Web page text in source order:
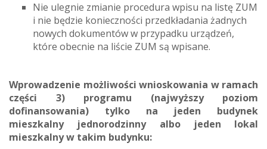
Nie ulegnie zmianie procedura wpisu na listę ZUM
i nie będzie konieczności przedkładania żadnych
nowych dokumentów w przypadku urządzeń,
które obecnie na liście ZUM są wpisane.
Wprowadzenie możliwości wnioskowania w ramach
części 3) programu (najwyższy poziom
dofinansowania) tylko na jeden budynek
mieszkalny jednorodzinny albo jeden lokal
mieszkalny w takim budynku: